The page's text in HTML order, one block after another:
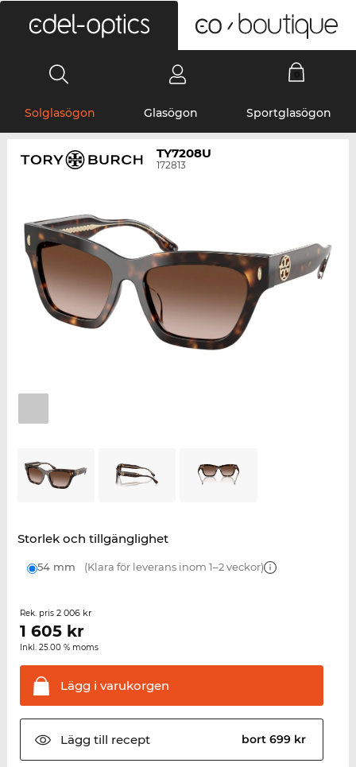
Solglasögon Glasögon Sportglasögon
TY7208U
172813
Storlek och tillgänglighet
54 mm (Klara för leverans inom 1–2 veckor)
Rek. pris 2 006 kr
1 605kr
Inkl. 25.00 % moms
Lägg i varukorgen
Lägg till recept bort 699 kr